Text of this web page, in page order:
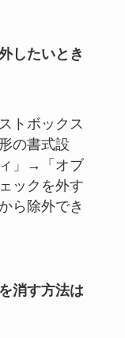
したいとき
トボックス
の書式設
」→「オブ
ックを外す
ら除外でき
消す方法は